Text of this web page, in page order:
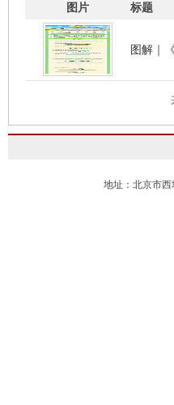
图片 标题
图解｜
地址：北京市